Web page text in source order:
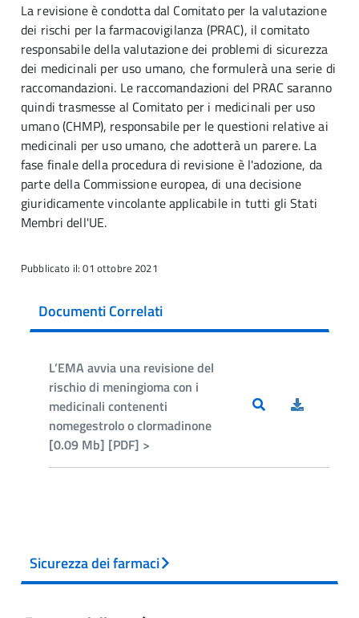
La revisione è condotta dal Comitato per la valutazione
dei rischi per la farmacovigilanza (PRAC), il comitato
responsabile della valutazione dei problemi di sicurezza
dei medicinali per uso umano, che formulerà una serie di
raccomandazioni. Le raccomandazioni del PRAC saranno
quindi trasmesse al Comitato per i medicinali per uso
umano (CHMP), responsabile per le questioni relative ai
medicinali per uso umano, che adotterà un parere. La
fase finale della procedura di revisione è l'adozione, da
parte della Commissione europea, di una decisione
giuridicamente vincolante applicabile in tutti gli Stati
Membri dell'UE.
Pubblicato il: 01 ottobre 2021
Documenti Correlati
L’EMA avvia una revisione del
rischio di meningioma con i
medicinali contenenti
nomegestrolo o clormadinone
[0.09 Mb] [PDF] >
Sicurezza dei farmaci